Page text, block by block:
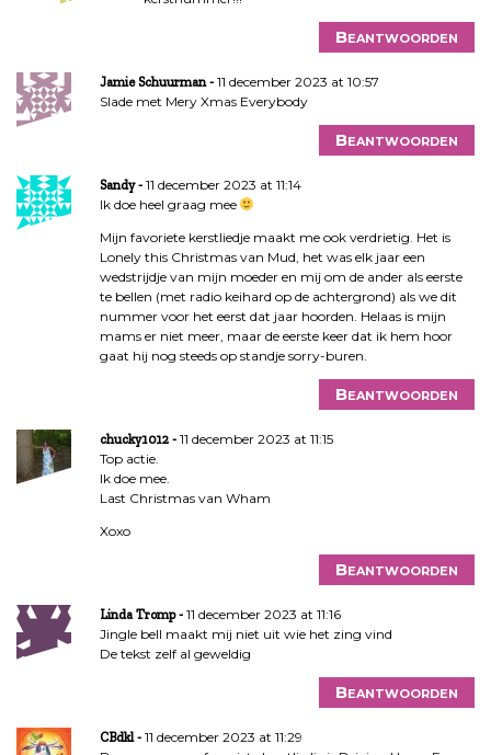
Beantwoorden
Jamie Schuurman
11 december 2023 at 10:57
Slade met Mery Xmas Everybody
Beantwoorden
Sandy
11 december 2023 at 11:14
Ik doe heel graag mee
Mijn favoriete kerstliedje maakt me ook verdrietig. Het is
Lonely this Christmas van Mud, het was elk jaar een
wedstrijdje van mijn moeder en mij om de ander als eerste
te bellen (met radio keihard op de achtergrond) als we dit
nummer voor het eerst dat jaar hoorden. Helaas is mijn
mams er niet meer, maar de eerste keer dat ik hem hoor
gaat hij nog steeds op standje sorry-buren.
Beantwoorden
chucky1012
11 december 2023 at 11:15
Top actie.
Ik doe mee.
Last Christmas van Wham
Xoxo
Beantwoorden
Linda Tromp
11 december 2023 at 11:16
Jingle bell maakt mij niet uit wie het zing vind
De tekst zelf al geweldig
Beantwoorden
CBdkl
11 december 2023 at 11:29